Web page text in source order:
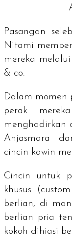
Pasangan
Nitami
mereka melalui
& co.
Dalam momen
perak
menghadirkan
Anjasmara
cincin kawin
Cincin untuk
khusus (
berlian, di
berlian pria
kokoh dihiasi